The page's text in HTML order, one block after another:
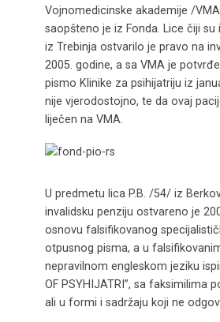
Vojnomedicinske akademije /
saopšteno je iz Fonda.
Lice čiji
iz Trebinja ostvarilo je pravo na
2005. godine, a sa VMA je
pismo Klinike za psihijatriju iz
nije vjerodostojno, te da ovaj
liječen na VMA.
U predmetu lica P.B. /54/ iz
invalidsku penziju ostvareno je
osnovu falsifikovanog
otpusnog pisma, a u
nepravilnom engleskom jeziku
OF PSYHIJATRI”, sa faksimilima
ali u formi i sadržaju koji ne